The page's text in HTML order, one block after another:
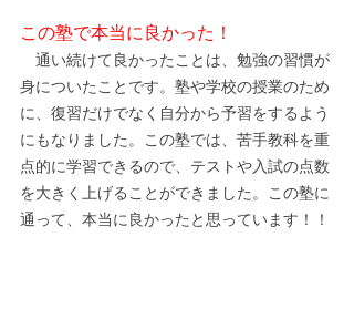
この塾で本当に良かった！
通い続けて良かったことは、勉強の習慣が
身についたことです。塾や学校の授業のため
に、復習だけでなく自分から予習をするよう
にもなりました。この塾では、苦手教科を重
点的に学習できるので、テストや入試の点数
を大きく上げることができました。この塾に
通って、本当に良かったと思っています！！